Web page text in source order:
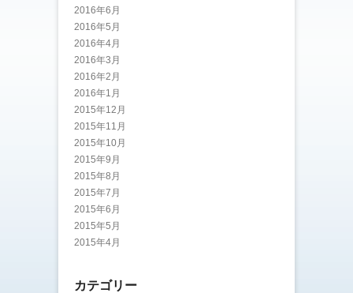
2016年6月
2016年5月
2016年4月
2016年3月
2016年2月
2016年1月
2015年12月
2015年11月
2015年10月
2015年9月
2015年8月
2015年7月
2015年6月
2015年5月
2015年4月
カテゴリー